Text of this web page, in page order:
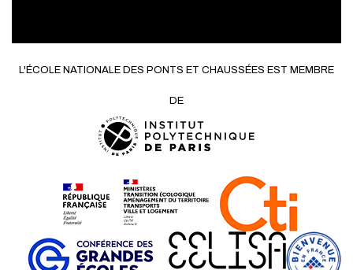
L'ÉCOLE NATIONALE DES PONTS ET CHAUSSÉES EST MEMBRE
DE